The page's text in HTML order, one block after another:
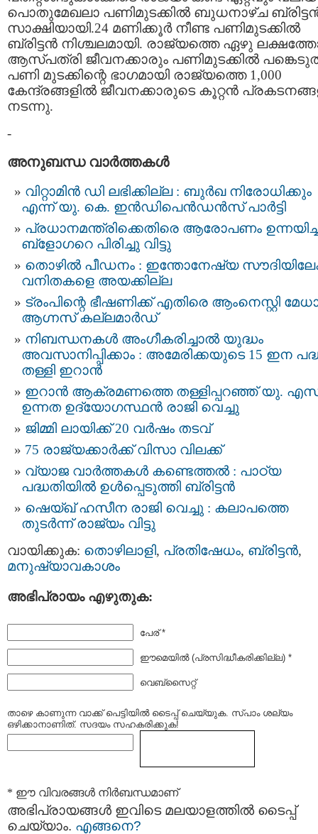
പൊതുമേഖലാ പണിമുടക്കില്‍ ബുധനാഴ്ച
സാക്ഷിയായി.24 മണിക്കൂര്‍ നീണ്ട പണിമുടക്കില്‍
ബ്രിട്ടന്‍ നിശ്ചലമായി. രാജ്യത്തെ ഏഴു
ആസ്പത്രി ജീവനക്കാരും പണിമുടക്കില്‍
പണി മുടക്കിന്റെ ഭാഗമായി രാജ്യത്തെ 1,000
കേന്ദ്രങ്ങളില്‍ ജീവനക്കാരുടെ കൂറ്റന്‍
നടന്നു.
-
അനുബന്ധ വാര്‍ത്തകള്‍
വിറ്റാമിന്‍ ഡി ലഭിക്കില്ല : ബുര്‍ഖ നിരോധിക്കും
എന്ന് യു. കെ. ഇന്‍ഡിപെന്‍ഡന്‍സ് പാര്‍ട്ടി
പ്രധാനമന്ത്രിക്കെതിരെ ആരോപണം
ബ്ളോഗറെ പിരിച്ചു വിട്ടു
തൊഴില്‍ പീഡനം : ഇന്തോനേഷ്യ
വനിതകളെ അയക്കില്ല
ട്രംപിന്റെ ഭീഷണിക്ക് എതിരെ ആംനെസ്റ്റി
ആഗ്നസ് കല്ലമാർഡ്
നിബന്ധനകൾ അംഗീകരിച്ചാൽ യുദ്ധം
അവസാനിപ്പിക്കാം : അമേരിക്കയുടെ 15 ഇന
തള്ളി ഇറാൻ
ഇറാന്‍ ആക്രമണത്തെ തള്ളിപ്പറഞ്ഞ് യു.
ഉന്നത ഉദ്യോഗസ്ഥൻ രാജി വെച്ചു
ജിമ്മി ലായിക്ക് 20 വർഷം തടവ്
75 രാജ്യക്കാർക്ക് വിസാ വിലക്ക്
വ്യാജ വാർത്തകൾ കണ്ടെത്തൽ : പാഠ്യ
പദ്ധതിയിൽ ഉൾപ്പെടുത്തി ബ്രിട്ടൻ
ഷെയ്ഖ്‌ ഹസീന രാജി വെച്ചു : കലാപത്തെ
തുടർന്ന് രാജ്യം വിട്ടു
വായിക്കുക: തൊഴിലാളി, പ്രതിഷേധം, ബ്രിട്ടന്‍,
മനുഷ്യാവകാശം
അഭിപ്രായം എഴുതുക:
പേര് *
ഈമെയില്‍ (പ്രസിദ്ധീകരിക്കില്ല) *
വെബ്സൈറ്റ്
താഴെ കാണുന്ന വാക്ക് പെട്ടിയില്‍ ടൈപ്പ്‌ ചെയ്യുക. സ്പാം ശല്യം
ഒഴിക്കാനാണിത്. സദയം സഹകരിക്കുക!
* ഈ വിവരങ്ങള്‍ നിര്‍ബന്ധമാണ്
അഭിപ്രായങ്ങള്‍ ഇവിടെ മലയാളത്തില്‍ ടൈപ്പ്
ചെയ്യാം. എങ്ങനെ?